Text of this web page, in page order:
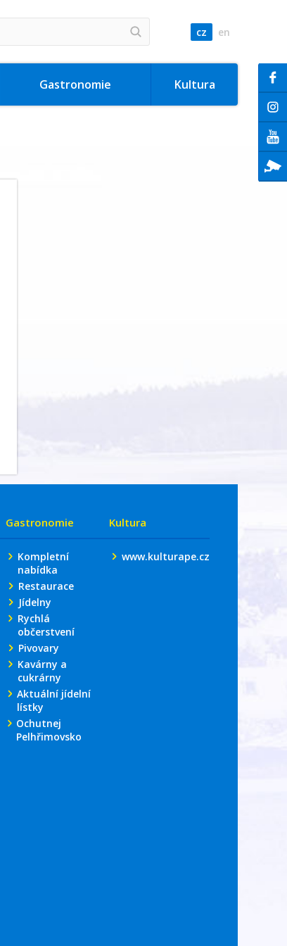
cz en
Gastronomie Kultura
Gastronomie
Kompletní
nabídka
Restaurace
Jídelny
Rychlá
občerstvení
Pivovary
Kavárny a
cukrárny
Aktuální jídelní
lístky
Ochutnej
Pelhřimovsko
Kultura
www.kulturape.cz